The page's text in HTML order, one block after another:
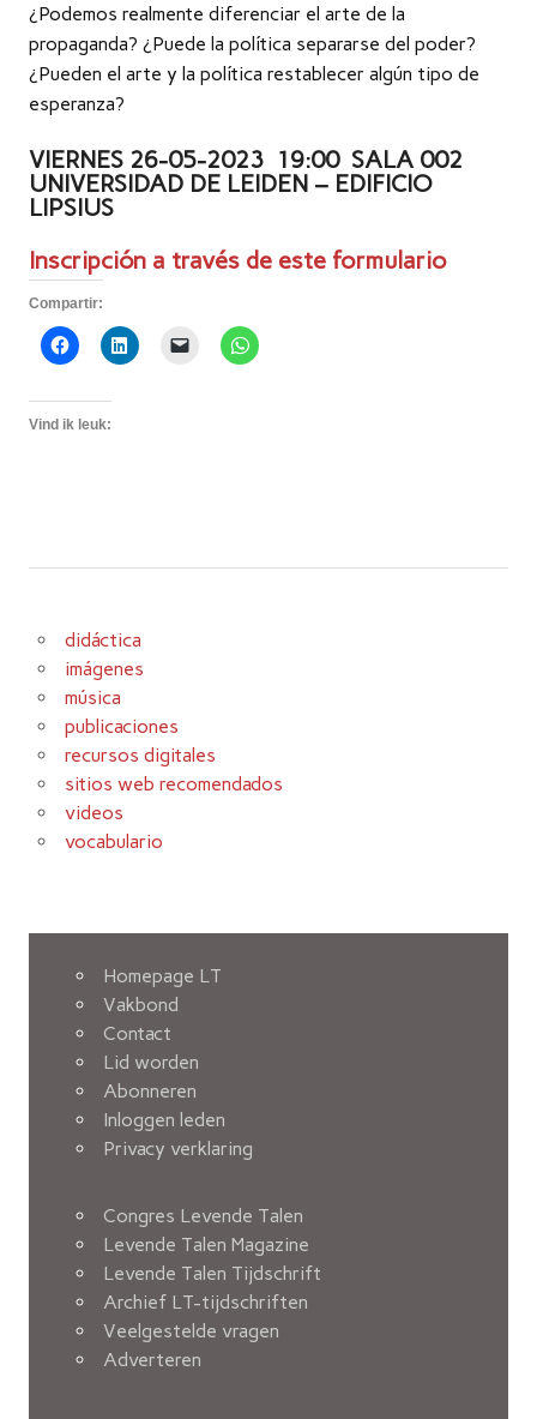
¿Podemos realmente diferenciar el arte de la
propaganda? ¿Puede la política separarse del poder?
¿Pueden el arte y la política restablecer algún tipo de
esperanza?
VIERNES 26-05-2023 19:00 SALA 002
UNIVERSIDAD DE LEIDEN – EDIFICIO
LIPSIUS
Inscripción a través de este formulario
Compartir:
Vind ik leuk:
didáctica
imágenes
música
publicaciones
recursos digitales
sitios web recomendados
videos
vocabulario
Homepage LT
Vakbond
Contact
Lid worden
Abonneren
Inloggen leden
Privacy verklaring
Congres Levende Talen
Levende Talen Magazine
Levende Talen Tijdschrift
Archief LT-tijdschriften
Veelgestelde vragen
Adverteren